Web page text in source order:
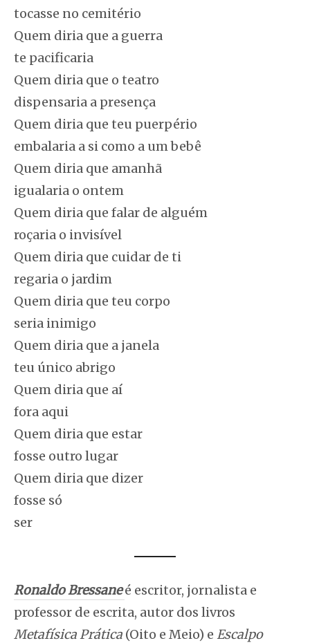
tocasse no cemitério
Quem diria que a guerra
te pacificaria
Quem diria que o teatro
dispensaria a presença
Quem diria que teu puerpério
embalaria a si como a um bebê
Quem diria que amanhã
igualaria o ontem
Quem diria que falar de alguém
roçaria o invisível
Quem diria que cuidar de ti
regaria o jardim
Quem diria que teu corpo
seria inimigo
Quem diria que a janela
teu único abrigo
Quem diria que aí
fora aqui
Quem diria que estar
fosse outro lugar
Quem diria que dizer
fosse só
ser
Ronaldo Bressane é escritor, jornalista e
professor de escrita, autor dos livros
Metafísica Prática (Oito e Meio) e Escalpo